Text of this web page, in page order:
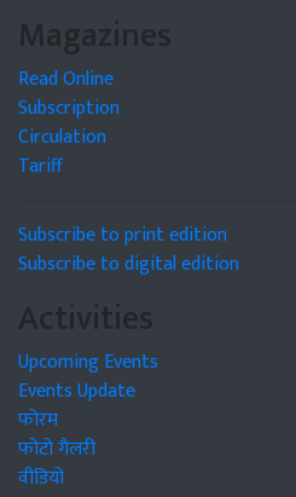
Magazines
Read Online
Subscription
Circulation
Tariff
Subscribe to print edition
Subscribe to digital edition
Activities
Upcoming Events
Events Update
फोरम
फोटो गैलरी
वीडियो